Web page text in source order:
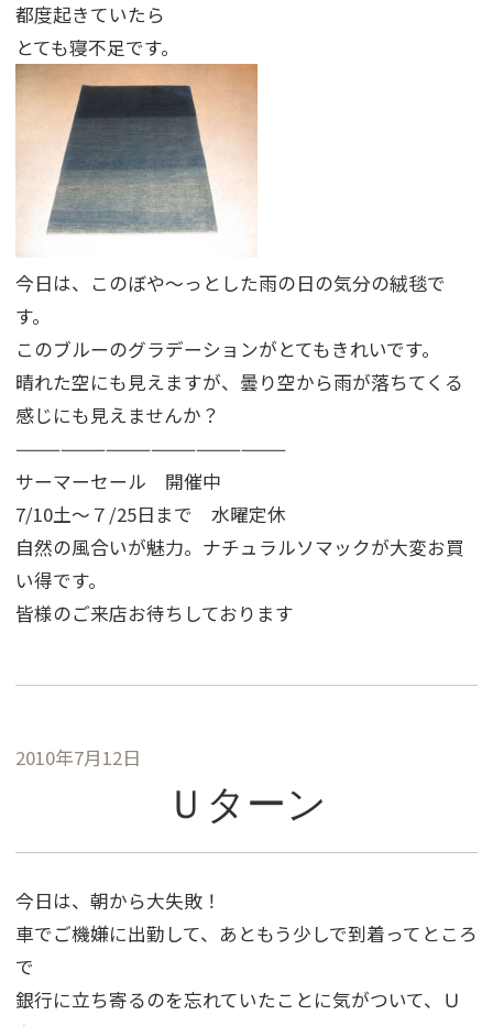
都度起きていたら
とても寝不足です。
今日は、このぼや〜っとした雨の日の気分の絨毯で
す。
このブルーのグラデーションがとてもきれいです。
晴れた空にも見えますが、曇り空から雨が落ちてくる
感じにも見えませんか？
——————————————————
サーマーセール 開催中
7/10土〜７/25日まで 水曜定休
自然の風合いが魅力。ナチュラルソマックが大変お買
い得です。
皆様のご来店お待ちしております
2010年7月12日
Ｕターン
今日は、朝から大失敗！
車でご機嫌に出勤して、あともう少しで到着ってところ
で
銀行に立ち寄るのを忘れていたことに気がついて、Ｕ